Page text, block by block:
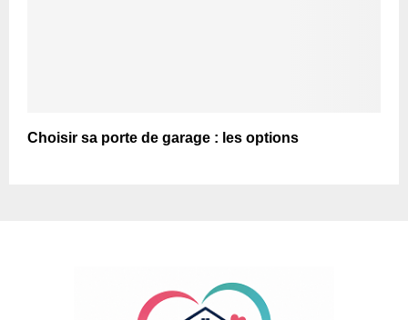
Choisir sa porte de garage : les options